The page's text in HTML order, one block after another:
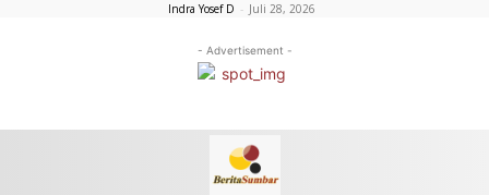
Indra Yosef D - Juli 28, 2026
- Advertisement -